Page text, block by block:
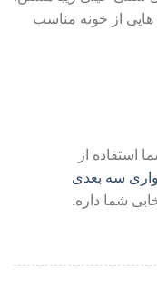
از خونه مناسب
استفاده از
سه بعدی
شما داره.